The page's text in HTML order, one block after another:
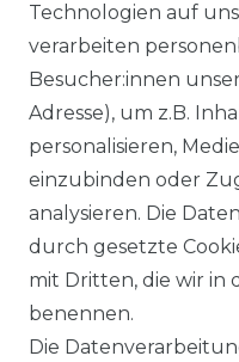
AGB
SHOP
B2B
WUNSCHLISTE
Technologien auf
verarbeiten
Besucher:innen
Adresse), um z.B.
personalisieren,
einzubinden oder
analysieren. Die
durch gesetzte
mit Dritten, die wir in
benennen.
Die